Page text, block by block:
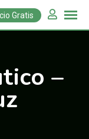
Gratis
–